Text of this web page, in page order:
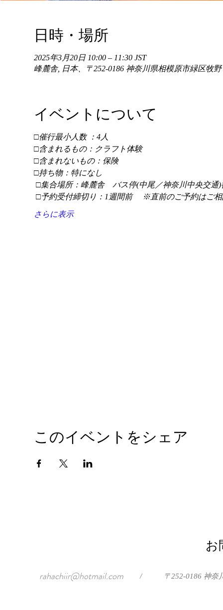
日時・場所
2025年3月20日 10:00 – 11:30 JST
峰麓舎, 日本、〒252-0186 神奈川県相模原市緑区牧
イベントについて
□催行最小人数 ：4人
□含まれるもの：クラフト体験
□含まれないもの：保険
□持ち物：特になし
□集合場所：峰麓舎　バス停(中尾／神奈川中央交通)
□予約受付締切り：1週間前 　※直前のご予約はご
さらに表示
このイベントをシェア
お
rahachiir@hotmail.com / 〒252-0186 神奈